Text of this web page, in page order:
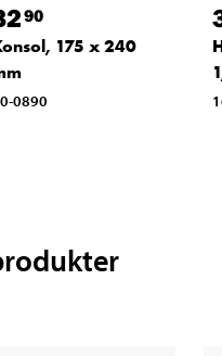
90
175 x 240
0890